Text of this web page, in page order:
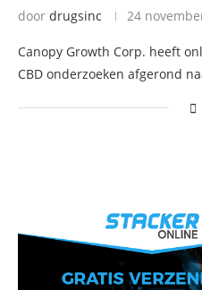
door drugsinc 24
Canopy Growth Corp. heeft
CBD onderzoeken afgerond